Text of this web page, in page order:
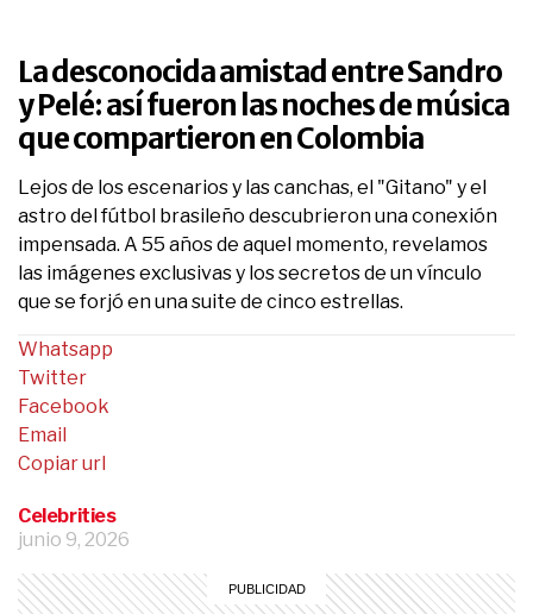
La desconocida amistad entre Sandro
y Pelé: así fueron las noches de música
que compartieron en Colombia
Lejos de los escenarios y las canchas, el "Gitano" y el
astro del fútbol brasileño descubrieron una conexión
impensada. A 55 años de aquel momento, revelamos
las imágenes exclusivas y los secretos de un vínculo
que se forjó en una suite de cinco estrellas.
Celebrities
junio 9, 2026
Whatsapp
Twitter
Facebook
Email
Copiar url